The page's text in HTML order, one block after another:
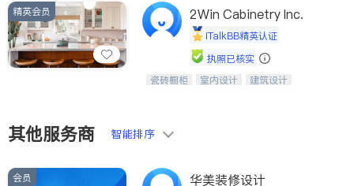
精英会员 2Win Cabinetry Inc.
iTalkBB精英认证
执照已核实
中华橱柜石材公司以实惠的价格提供实
家的选择。
瓷砖橱柜 室内设计
建筑设计
其他服务商 智能排序
会员 华美装修设计